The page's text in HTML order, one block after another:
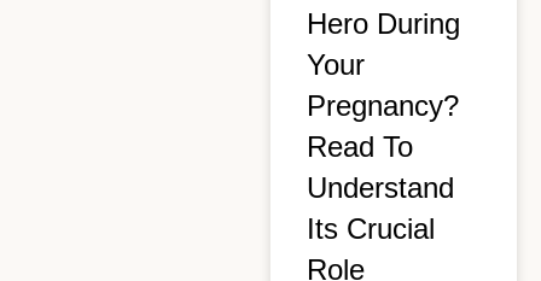
Hero During
Your
Pregnancy?
Read To
Understand
Its Crucial
Role